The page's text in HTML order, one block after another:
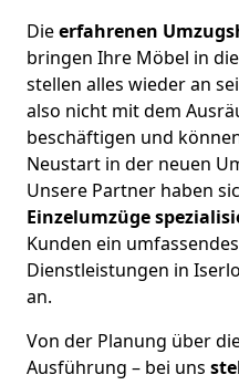
Dieerfahrenen
bringen Ihre Möbel in
stellen alles wieder an
also nicht mit dem
beschäftigen und
Neustart in der neuen
Unsere Partner haben
Einzelumzüge
Kunden ein
Dienstleistungen in
an.
Von der Planung über
Ausführung – bei uns